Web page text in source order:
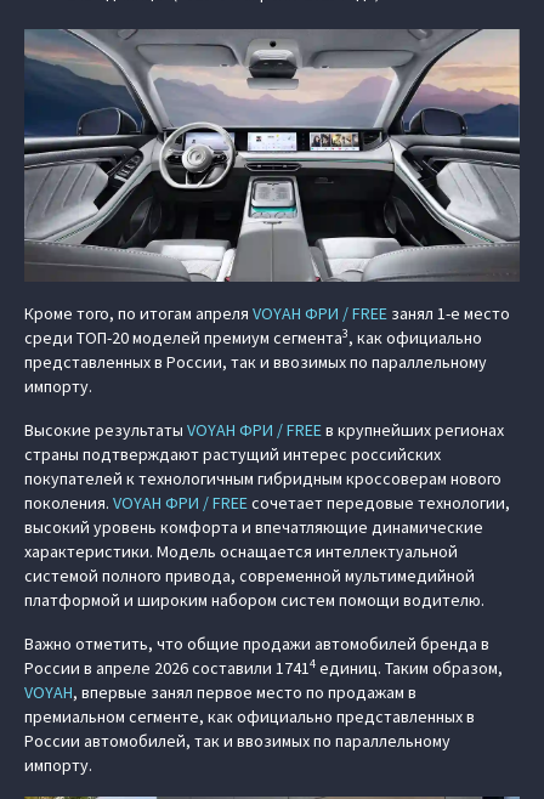
Кроме того, по итогам апреля VOYAH ФРИ / FREE занял 1-е место
среди ТОП-20 моделей премиум сегмента3, как официально
представленных в России, так и ввозимых по параллельному
импорту.
Высокие результаты VOYAH ФРИ / FREEв крупнейших регионах
страны подтверждают растущий интерес российских
покупателей к технологичным гибридным кроссоверам нового
поколения. VOYAH ФРИ / FREEсочетает передовые технологии,
высокий уровень комфорта и впечатляющие динамические
характеристики. Модель оснащается интеллектуальной
системой полного привода, современной мультимедийной
платформой и широким набором систем помощи водителю.
Важно отметить, что общие продажи автомобилей бренда в
России в апреле 2026 составили 17414 единиц. Таким образом,
VOYAH, впервые занял первое место по продажам в
премиальном сегменте, как официально представленных в
России автомобилей, так и ввозимых по параллельному
импорту.